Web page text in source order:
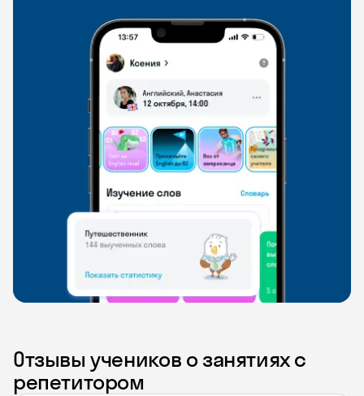
Отзывы учеников о занятиях с
репетитором